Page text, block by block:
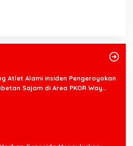
Atlet Alami insiden Pengeroyokan
Sajam di Area PKOR Way